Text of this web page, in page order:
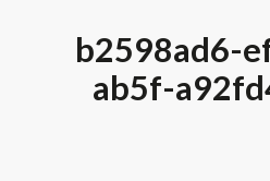
b2598ad6-
ab5f-